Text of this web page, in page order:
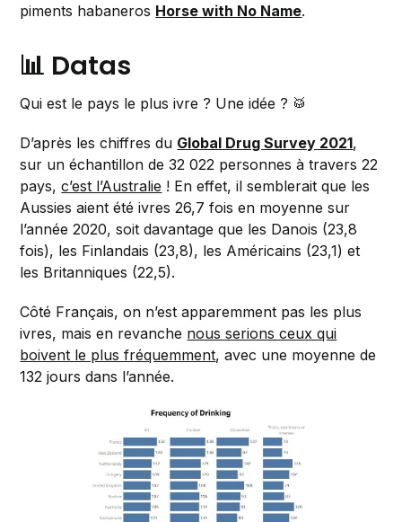
piments habaneros Horse with No Name.
📊 Datas
Qui est le pays le plus ivre ? Une idée ? 🥁
D’après les chiffres du Global Drug Survey 2021,
sur un échantillon de 32 022 personnes à travers 22
pays,c’est l’Australie ! En effet, il semblerait que les
Aussies aient été ivres 26,7 fois en moyenne sur
l’année 2020, soit davantage que les Danois (23,8
fois), les Finlandais (23,8), les Américains (23,1) et
les Britanniques (22,5).
Côté Français, on n’est apparemment pas les plus
ivres, mais en revanche nous serions ceux qui
boivent le plus fréquemment, avec une moyenne de
132 jours dans l’année.